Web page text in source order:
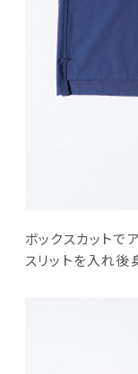
ボックスカットで
スリットを入れ